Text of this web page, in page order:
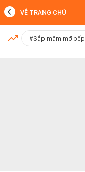
MỚI NHẤT
VỀ TRANG CHỦ
#Sắp mâm mở bếp